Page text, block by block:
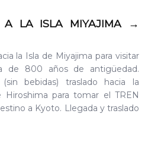
A LA ISLA MIYAJIMA →
la Isla de Miyajima para visitar
de 800 años de antigüedad.
bebidas) traslado hacia la
Hiroshima para tomar el TREN
a Kyoto. Llegada y traslado